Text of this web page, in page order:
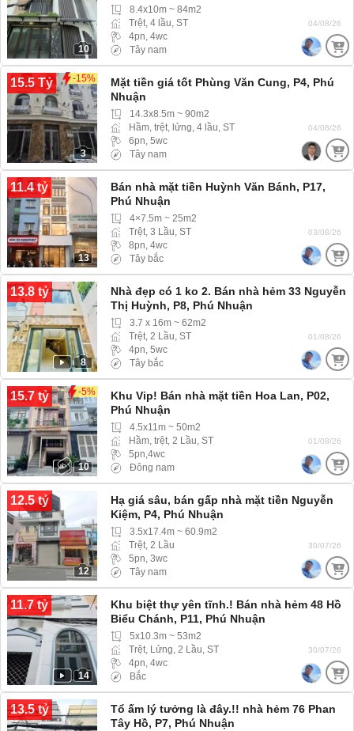
10
8.4x10m ~ 84m2
Trệt, 4 lầu, ST
4pn, 4wc
Tây nam
04/08/26
15.5 Tỷ -15%
3
Mặt tiền giá tốt Phùng Văn Cung, P4, Phú
Nhuận
14.3x8.5m ~ 90m2
Hầm, trệt, lửng, 4 lầu, ST
6pn, 5wc
Tây nam
04/08/26
11.4 tỷ
13
Bán nhà mặt tiền Huỳnh Văn Bánh, P17,
Phú Nhuận
4×7.5m ~ 25m2
Trệt, 3 Lầu, ST
8pn, 4wc
Tây bắc
03/08/26
13.8 tỷ
8
Nhà đẹp có 1 ko 2. Bán nhà hẻm 33 Nguyễn
Thị Huỳnh, P8, Phú Nhuận
3.7 x 16m ~ 62m2
Trệt, 2 Lầu, ST
4pn, 5wc
Tây bắc
01/08/26
15.7 tỷ -5%
10
Khu Vip! Bán nhà mặt tiền Hoa Lan, P02,
Phú Nhuận
4.5x11m ~ 50m2
Hầm, trệt, 2 Lầu, ST
5pn,4wc
Đông nam
01/08/26
12.5 tỷ
12
Hạ giá sâu, bán gấp nhà mặt tiền Nguyễn
Kiệm, P4, Phú Nhuận
3.5x17.4m ~ 60.9m2
Trệt, 2 Lầu
5pn, 3wc
Tây nam
30/07/26
11.7 tỷ
14
Khu biệt thự yên tĩnh.! Bán nhà hẻm 48 Hồ
Biểu Chánh, P11, Phú Nhuận
5x10.3m ~ 53m2
Trệt, Lửng, 2 Lầu, ST
4pn, 4wc
Bắc
30/07/26
13.5 tỷ
Tổ ấm lý tưởng là đây.!! nhà hẻm 76 Phan
Tây Hồ, P7, Phú Nhuận